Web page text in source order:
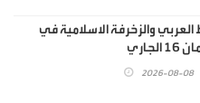
والزخرفة الاسلامية في
2026-08-08